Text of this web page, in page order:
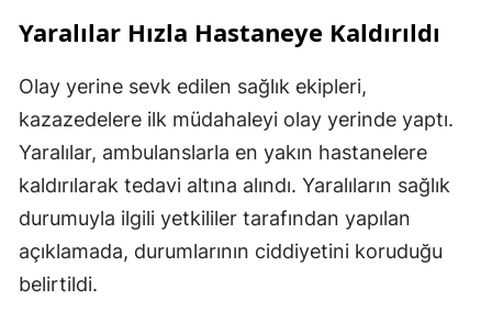
Yaralılar Hızla Hastaneye Kaldırıldı
Olay yerine sevk edilen sağlık ekipleri,
kazazedelere ilk müdahaleyi olay yerinde yaptı.
Yaralılar, ambulanslarla en yakın hastanelere
kaldırılarak tedavi altına alındı. Yaralıların sağlık
durumuyla ilgili yetkililer tarafından yapılan
açıklamada, durumlarının ciddiyetini koruduğu
belirtildi.